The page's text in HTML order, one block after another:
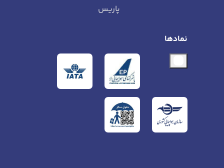
پاریس
نمادها